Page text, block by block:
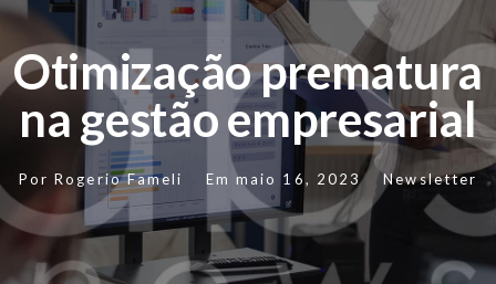
Otimização prematura
na gestão empresarial
Por Rogerio Fameli Em maio 16, 2023 Newsletter